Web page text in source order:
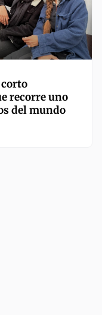
corto
recorre uno
del mundo